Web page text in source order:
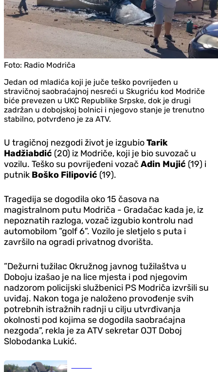
Foto: Radio Modriča
Jedan od mladića koji je juče teško povrijeđen u
stravičnoj saobraćajnoj nesreći u Skugriću kod Modriče
biće prevezen u UKC Republike Srpske, dok je drugi
zadržan u dobojskoj bolnici i njegovo stanje je trenutno
stabilno, potvrđeno je za ATV.
U tragičnoj nezgodi život je izgubioTarik
Hadžiabdić (20) iz Modriče, koji je bio suvozač u
vozilu. Teško su povrijeđeni vozač Adin Mujić (19) i
putnik Boško Filipović (19).
Tragedija se dogodila oko 15 časova na
magistralnom putu Modriča - Gradačac kada je, iz
nepoznatih razloga, vozač izgubio kontrolu nad
automobilom ”golf 6”. Vozilo je sletjelo s puta i
završilo na ogradi privatnog dvorišta.
”Dežurni tužilac Okružnog javnog tužilaštva u
Doboju izašao je na lice mjesta i pod njegovim
nadzorom policijski službenici PS Modriča izvršili su
uviđaj. Nakon toga je naloženo provođenje svih
potrebnih istražnih radnji u cilju utvrđivanja
okolnosti pod kojima se dogodila saobraćajna
nezgoda”, rekla je za ATV sekretar OJT Doboj
Slobodanka Lukić.